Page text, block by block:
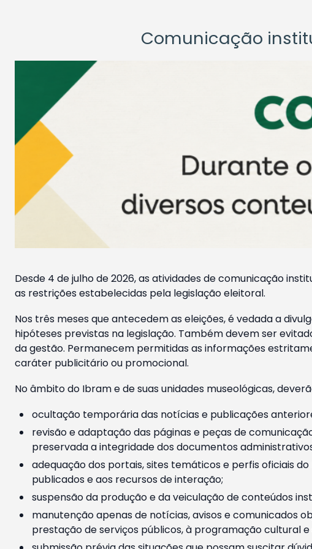
Comunicação
Desde 4 de julho de 2026, as atividades de comunicação
as restrições estabelecidas pela legislação eleitoral.
Nos três meses que antecedem as eleições, é vedada a
hipóteses previstas na legislação. Também devem ser
da gestão. Permanecem permitidas as informações
caráter publicitário ou promocional.
No âmbito do Ibram e de suas unidades museológicas,
ocultação temporária das notícias e publicações
revisão e adaptação das páginas e peças de
preservada a integridade dos documentos
adequação dos portais, sites temáticos e perfis oficiais
publicados e aos recursos de interação;
suspensão da produção e da veiculação de conteúdos
manutenção apenas de notícias, avisos e comunicados
prestação de serviços públicos, à programação cultural